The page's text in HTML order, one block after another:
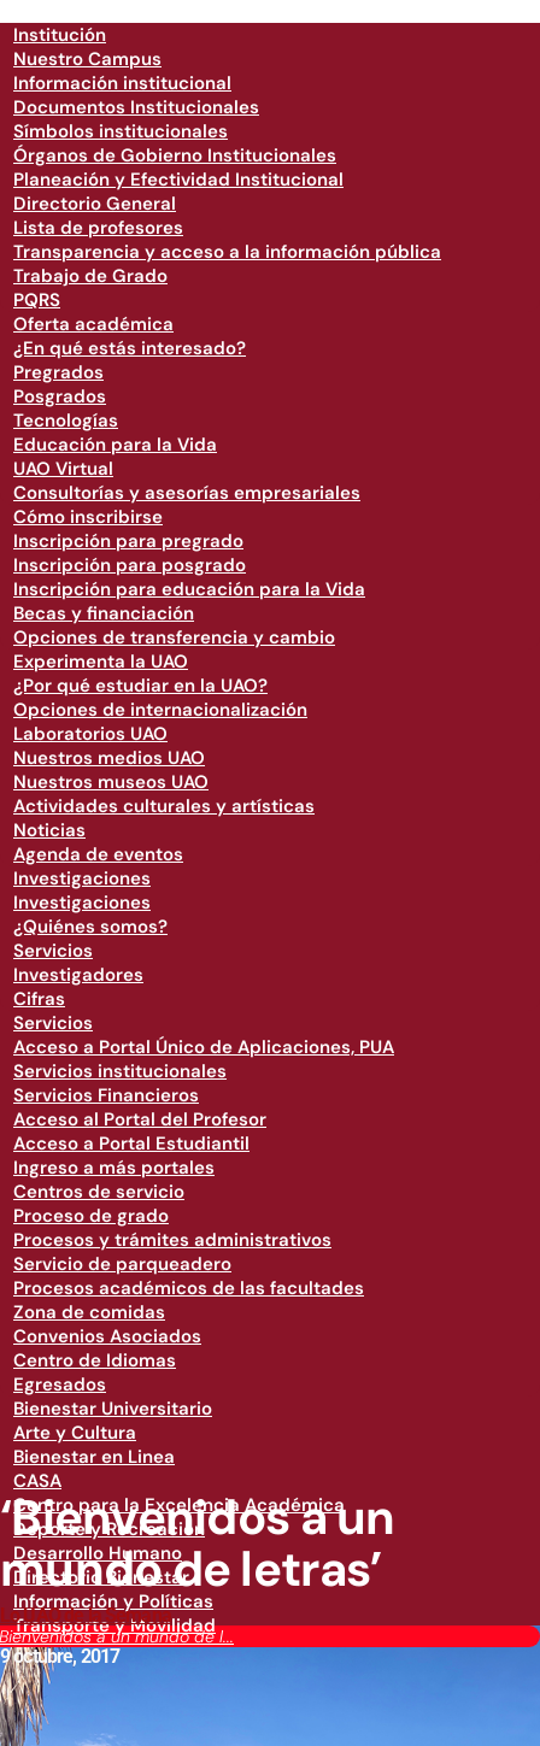
Institución
Nuestro Campus
Información institucional
Documentos Institucionales
Símbolos institucionales
Órganos de Gobierno Institucionales
Planeación y Efectividad Institucional
Directorio General
Lista de profesores
Transparencia y acceso a la información pública
Trabajo de Grado
PQRS
Oferta académica
¿En qué estás interesado?
Pregrados
Posgrados
Tecnologías
Educación para la Vida
UAO Virtual
Consultorías y asesorías empresariales
Cómo inscribirse
Inscripción para pregrado
Inscripción para posgrado
Inscripción para educación para la Vida
Becas y financiación
Opciones de transferencia y cambio
Experimenta la UAO
¿Por qué estudiar en la UAO?
Opciones de internacionalización
Laboratorios UAO
Nuestros medios UAO
Nuestros museos UAO
Actividades culturales y artísticas
Noticias
Agenda de eventos
Investigaciones
Investigaciones
¿Quiénes somos?
Servicios
Investigadores
Cifras
Servicios
Acceso a Portal Único de Aplicaciones, PUA
Servicios institucionales
Servicios Financieros
Acceso al Portal del Profesor
Acceso a Portal Estudiantil
Ingreso a más portales
Centros de servicio
Proceso de grado
Procesos y trámites administrativos
Servicio de parqueadero
Procesos académicos de las facultades
Zona de comidas
Convenios Asociados
Centro de Idiomas
Egresados
Bienestar Universitario
Arte y Cultura
Bienestar en Linea
CASA
Centro para la Excelencia Académica
Deporte y Recreación
Desarrollo Humano
Directorio Bienestar
Información y Políticas
Transporte y Movilidad
a un mundo de l...
‘Bienvenidos a un
mundo de letras’
Lo UAO de la Semana
9 octubre, 2017